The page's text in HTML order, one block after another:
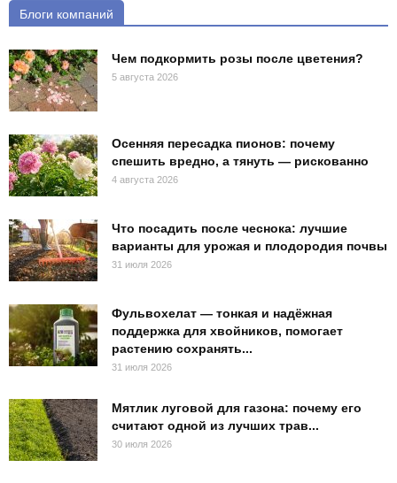
Блоги компаний
Чем подкормить розы после цветения?
5 августа 2026
Осенняя пересадка пионов: почему
спешить вредно, а тянуть — рискованно
4 августа 2026
Что посадить после чеснока: лучшие
варианты для урожая и плодородия почвы
31 июля 2026
Фульвохелат — тонкая и надёжная
поддержка для хвойников, помогает
растению сохранять...
31 июля 2026
Мятлик луговой для газона: почему его
считают одной из лучших трав...
30 июля 2026